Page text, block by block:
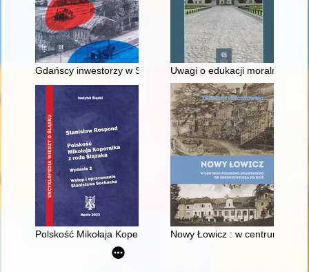
Gdańscy inwestorzy w Sopocie : prestiż finansowy i
Uwagi o edukacji moralnej
Polskość Mikołaja Kopernika z rodu ŚlązakaNowy Łowicz : w centrum